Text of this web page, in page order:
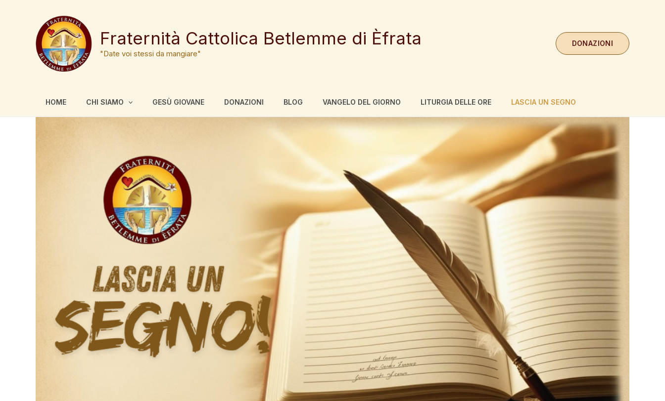
contenuto
Fraternità Cattolica Betlemme di Èfrata
"Date voi stessi da mangiare"
DONAZIONI
HOME CHI SIAMO GESÙ GIOVANE DONAZIONI BLOG VANGELO DEL GIORNO LITURGIA DELLE ORE LASCIA UN SEGNO